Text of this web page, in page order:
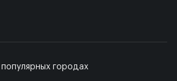
популярных городах